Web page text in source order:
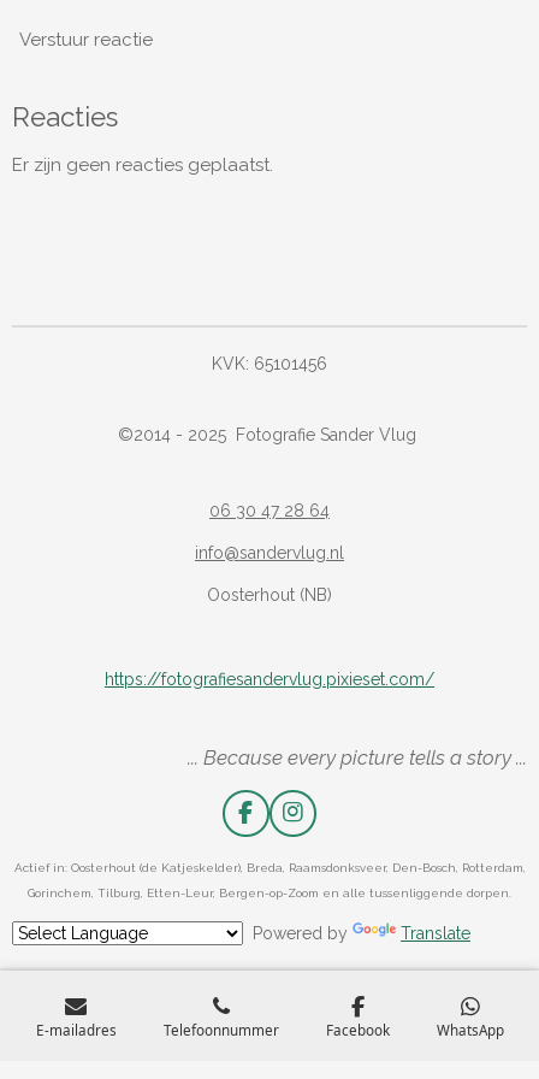
Verstuur reactie
Reacties
Er zijn geen reacties geplaatst.
KVK: 65101456
©2014 - 2025 Fotografie Sander Vlug
06 30 47 28 64
info@sandervlug.nl
Oosterhout (NB)
https://fotografiesandervlug.pixieset.com/
... Because every picture tells a story ...
F
a
c
e
o
k
I
n
s
t
g
a
Actief in: Oosterhout (de Katjeskelder), Breda, Raamsdonksveer, Den-Bosch, Rotterdam,
Gorinchem, Tilburg, Etten-Leur, Bergen-op-Zoom en alle tussenliggende dorpen.
Powered by Translate
E-mailadres Telefoonnummer Facebook WhatsApp